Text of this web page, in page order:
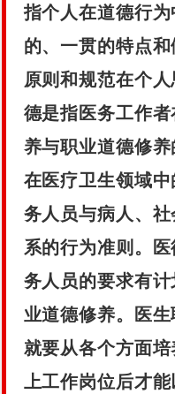
指个人在道德行
的、一贯的特点
原则和规范在个
德是指医务工作
养与职业道德修
在医疗卫生领域
务人员与病人、
系的行为准则。
务人员的要求有
业道德修养。医
就要从各个方面
上工作岗位后才